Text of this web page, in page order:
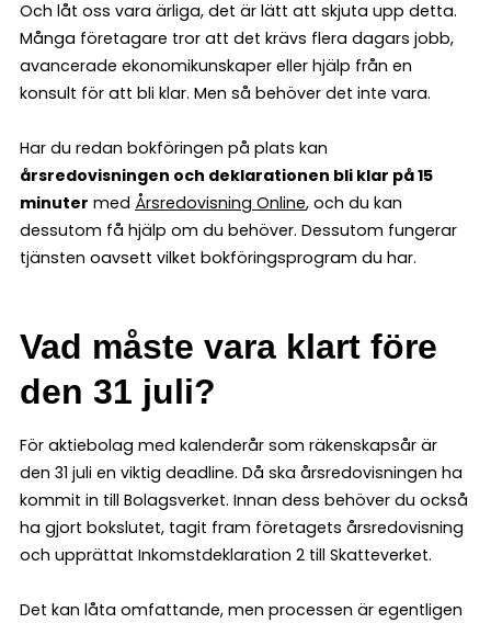
Och låt oss vara ärliga, det är lätt att skjuta upp detta.
Många företagare tror att det krävs flera dagars jobb,
avancerade ekonomikunskaper eller hjälp från en
konsult för att bli klar. Men så behöver det inte vara.
Har du redan bokföringen på plats kan
årsredovisningen och deklarationen bli klar på 15
minuter med Årsredovisning Online, och du kan
dessutom få hjälp om du behöver. Dessutom fungerar
tjänsten oavsett vilket bokföringsprogram du har.
Vad måste vara klart före
den 31 juli?
För aktiebolag med kalenderår som räkenskapsår är
den 31 juli en viktig deadline. Då ska årsredovisningen ha
kommit in till Bolagsverket. Innan dess behöver du också
ha gjort bokslutet, tagit fram företagets årsredovisning
och upprättat Inkomstdeklaration 2 till Skatteverket.
Det kan låta omfattande, men processen är egentligen